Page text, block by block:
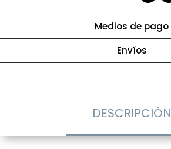
Medios de pago
Envíos
DESCRIPCIÓN